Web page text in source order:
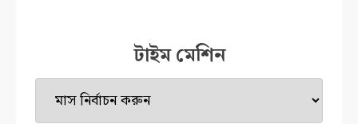
টাইম মেশিন
টাইম
মেশিন